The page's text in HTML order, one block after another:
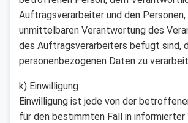
Auftragsverarbeiter und den
unmittelbaren Verantwortung des
des Auftragsverarbeiters befugt sind,
personenbezogenen Daten zu
k) Einwilligung
Einwilligung ist jede von der
für den bestimmten Fall in informierter